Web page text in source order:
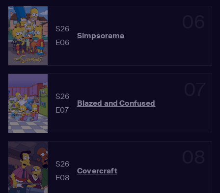
S26
E06
Simpsorama
S26
E07
Blazed and Confused
S26
E08
Covercraft